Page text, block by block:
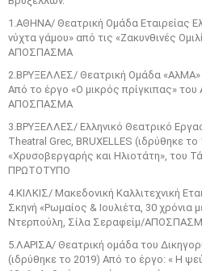
1.ΑΘΗΝΑ/ Θεατρική Ομάδα Εταιρείας
νύχτα γάμου» από τις «Ζακυνθινές
ΑΠΟΣΠΑΣΜΑ
2.ΒΡΥΞΕΛΛΕΣ/ Θεατρική Ομάδα «ΑλΜΑ»
Από το έργο «Ο μικρός πρίγκιπας» του
ΑΠΟΣΠΑΣΜΑ
3.ΒΡΥΞΕΛΛΕΣ/ Ελληνικό Θεατρικό
Theatral Grec, BRUXELLES (ιδρύθηκε
«Χρυσοβεργαρής και Ηλιοτάτη»,
ΠΡΩΤΟΤΥΠΟ
4.ΚΙΛΚΙΣ/ Μακεδονική Καλλιτεχνική
Σκηνή «Ρωμαίος & Ιουλιέτα, 30 χρόνια
Ντερπούλη, Σίλα Σεραφείμ/
5.ΛΑΡΙΣΑ/ Θεατρική ομάδα του
(ιδρύθηκε το 2019) Από το έργο: « Η